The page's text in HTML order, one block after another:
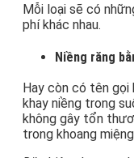
Mỗi loại sẽ có
phí khác nhau.
Niềng răng
Hay còn có tên gọi
khay niềng trong
không gây tổn
trong khoang